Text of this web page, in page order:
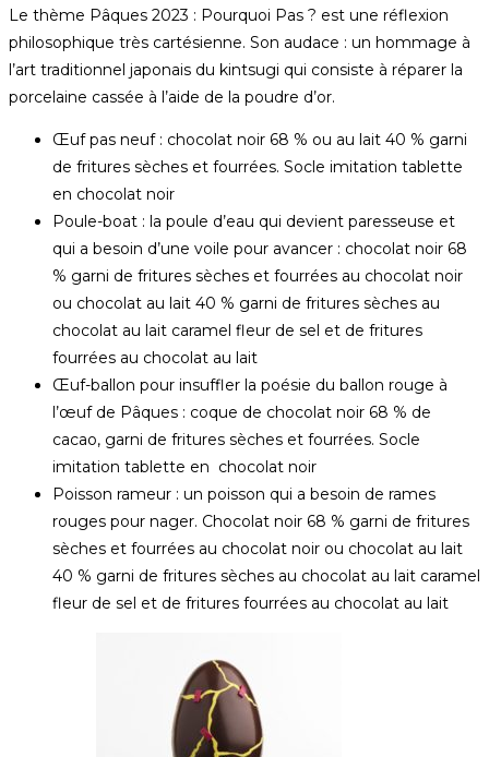
Le thème Pâques 2023 : Pourquoi Pas ? est une réflexion
philosophique très cartésienne. Son audace : un hommage à
l’art traditionnel japonais du kintsugi qui consiste à réparer la
porcelaine cassée à l’aide de la poudre d’or.
Œuf pas neuf : chocolat noir 68 % ou au lait 40 % garni
de fritures sèches et fourrées. Socle imitation tablette
en chocolat noir
Poule-boat : la poule d’eau qui devient paresseuse et
qui a besoin d’une voile pour avancer : chocolat noir 68
% garni de fritures sèches et fourrées au chocolat noir
ou chocolat au lait 40 % garni de fritures sèches au
chocolat au lait caramel fleur de sel et de fritures
fourrées au chocolat au lait
Œuf-ballon pour insuffler la poésie du ballon rouge à
l’œuf de Pâques : coque de chocolat noir 68 % de
cacao, garni de fritures sèches et fourrées. Socle
imitation tablette en chocolat noir
Poisson rameur : un poisson qui a besoin de rames
rouges pour nager. Chocolat noir 68 % garni de fritures
sèches et fourrées au chocolat noir ou chocolat au lait
40 % garni de fritures sèches au chocolat au lait caramel
fleur de sel et de fritures fourrées au chocolat au lait